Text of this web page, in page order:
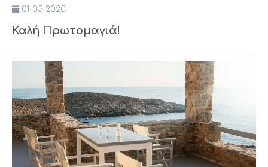
01-05-2020
Καλή Πρωτομαγιά!